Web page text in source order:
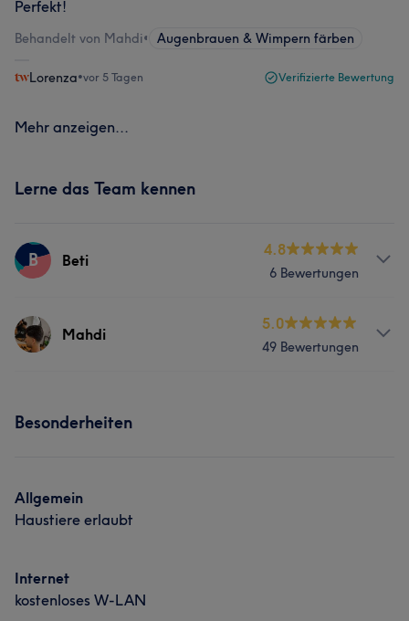
Perfekt!
Behandelt von Mahdi• Augenbrauen & Wimpern färben
Lorenza•vor 5 Tagen Verifizierte Bewertung
Mehr anzeigen...
Lerne das Team kennen
B Beti
4.8
6 Bewertungen
Services
Mahdi
5.0
49 Bewertungen
Was unsere Kunden über Mahdi sagen
Besonderheiten
Allgemein
Haustiere erlaubt
Internet
kostenloses W-LAN